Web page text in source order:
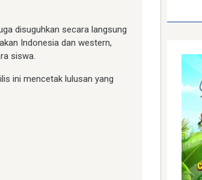
disuguhkan secara langsung
Indonesia dan western,
siswa.
ini mencetak lulusan yang